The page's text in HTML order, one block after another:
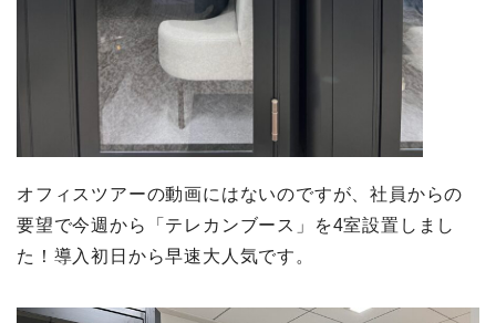
オフィスツアーの動画にはないのですが、社員からの
要望で今週から「テレカンブース」を4室設置しまし
た！導入初日から早速大人気です。